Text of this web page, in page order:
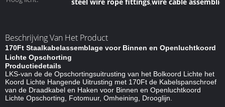
,
Beschrijving Van Het Product
170Ft Staalkabelassemblage voor Binnen en Openluchtkoord
Lichte Opschorting
Productiedetails
LKS-van de de Opschortingsuitrusting van het Bolkoord Lichte het
Koord Lichte Hangende Uitrusting met 170Ft de Kabelspanschroef
van de Draadkabel en Haken voor Binnen en Openluchtkoord
Lichte Opschorting, Fotomuur, Omheining, Drooglijn.